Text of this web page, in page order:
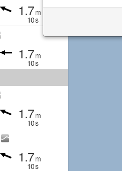
1.7m
10s
1.7m
10s
1.7m
10s
1.7m
10s